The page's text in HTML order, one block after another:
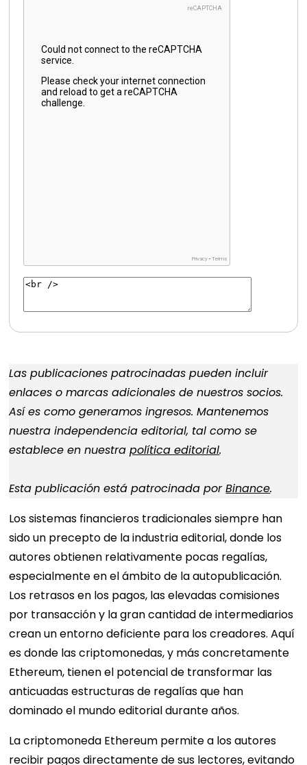
Las publicaciones patrocinadas pueden incluir
enlaces o marcas adicionales de nuestros socios.
Así es como generamos ingresos. Mantenemos
nuestra independencia editorial, tal como se
establece en nuestrapolítica editorial.
Esta publicación está patrocinada porBinance.
Los sistemas financieros tradicionales siempre han
sido un precepto de la industria editorial, donde los
autores obtienen relativamente pocas regalías,
especialmente en el ámbito de la autopublicación.
Los retrasos en los pagos, las elevadas comisiones
por transacción y la gran cantidad de intermediarios
crean un entorno deficiente para los creadores. Aquí
es donde las criptomonedas, y más concretamente
Ethereum, tienen el potencial de transformar las
anticuadas estructuras de regalías que han
dominado el mundo editorial durante años.
La criptomoneda Ethereum permite a los autores
recibir pagos directamente de sus lectores, evitando